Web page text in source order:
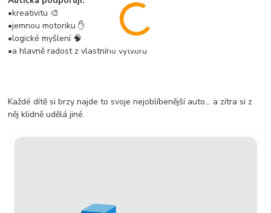
•kreativitu 🎨
•jemnou motoriku ✋
•logické myšlení 🧠
•a hlavně radost z vlastního výtvoru
Každé dítě si brzy najde to svoje nejoblíbenější auto… a zítra si z
něj klidně udělá jiné.